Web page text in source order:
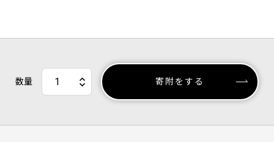
数量 寄附をする